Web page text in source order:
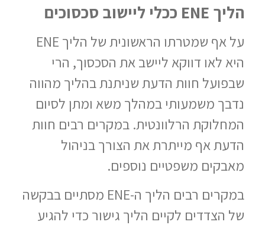
הליך ENE ככלי ליישוב סכסוכים
על אף שמטרתו הראשונית של הליך ENE
היא לאו דווקא ליישב את הסכסוך, הרי
שבפועל חוות הדעת שניתנת בהליך מהווה
נדבך משמעותי במהלך משא ומתן לסיום
המחלוקת הרלוונטית. במקרים רבים חוות
הדעת אף מייתרת את הצורך בניהול
מאבקים משפטיים נוספים.
במקרים רבים הליך ה-ENE מסתיים בבקשה
של הצדדים לקיים הליך גישור כדי להגיע